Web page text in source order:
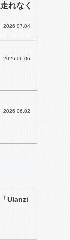
れなく
2026.07.04
2026.06.06
2026.06.02
Ulanzi